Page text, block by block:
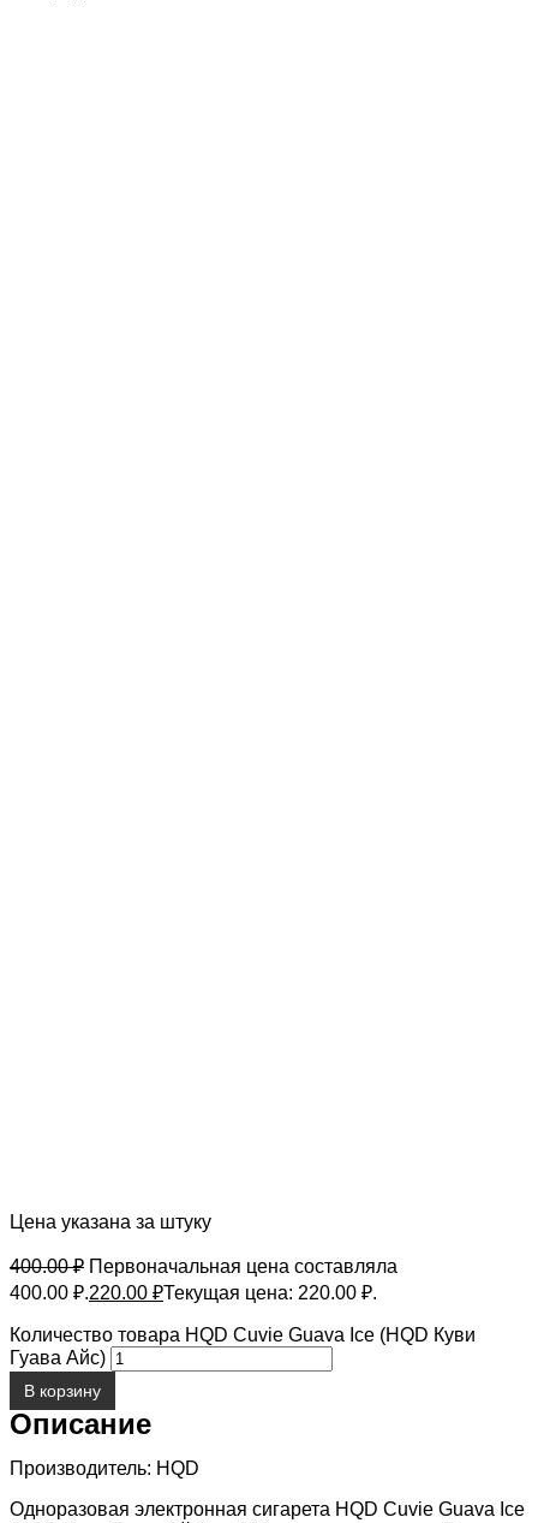
Цена указана за штуку
400.00₽ Первоначальная цена составляла
400.00 ₽.220.00 ₽Текущая цена: 220.00 ₽.
Количество товара HQD Cuvie Guava Ice (HQD Куви
Гуава Айс)
В корзину
Описание
Производитель: HQD
Одноразовая электронная сигарета HQD Cuvie Guava Ice